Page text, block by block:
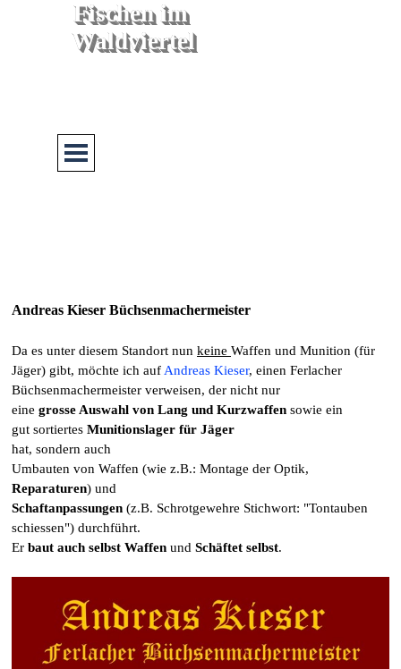
Direkt zum Seiteninhalt
Fischen im
Waldviertel
Menü überspringen
Andreas Kieser Büchsenmachermeister
Da es unter diesem Standort nun keine Waffen und Munition (für
Jäger) gibt, möchte ich auf Andreas Kieser, einen Ferlacher
Büchsenmachermeister verweisen, der nicht nur
eine grosse Auswahl von Lang und Kurzwaffen sowie ein
gut sortiertes Munitionslager für Jäger
hat, sondern auch
Umbauten von Waffen (wie z.B.: Montage der Optik,
Reparaturen) und
Schaftanpassungen (z.B. Schrotgewehre Stichwort: "Tontauben
schiessen") durchführt.
Er baut auch selbst Waffen und Schäftet selbst.